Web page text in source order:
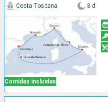
Comidas incluidas
Costa Toscana 8 d